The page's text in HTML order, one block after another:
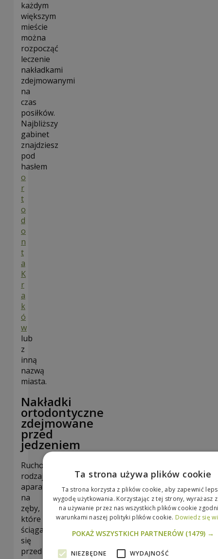
każdym
większym
mieście
można
rozpocząć
leczenie
nakładkami
zdejmowanymi
na
czas
posiłków.
Najbliższy
gabinet
znajdziesz
pod
hasłem
o
r
t
o
d
o
n
t
a
K
r
a
k
ó
w
lub
z
inną
nazwą
miasta.
Nakładki
ortodontyczne
zdejmowane
przed
jedzeniem
Ruchome
rodzaje
aparatów
na
zęby,
które
ściąga
się
przed
Ta strona używa plików cookie
Ta strona korzysta z plików cookie, aby zapewnić
wygodę użytkowania. Korzystając z tej strony, wyrażasz
na używanie przez nas wszystkich plików cookie
warunkami naszej polityki plików cookie. Dowiedz się
POKAŻ WSZYSTKICH PARTNERÓW (1479) →
NIEZBĘDNE WYDAJNOŚĆ